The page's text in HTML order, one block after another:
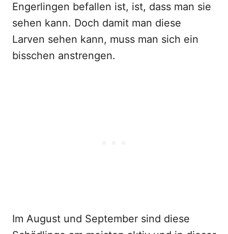
Engerlingen befallen ist, ist, dass man sie
sehen kann. Doch damit man diese
Larven sehen kann, muss man sich ein
bisschen anstrengen.
Im August und September sind diese